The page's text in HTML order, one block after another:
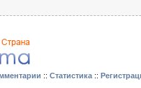
:: Статистика ::